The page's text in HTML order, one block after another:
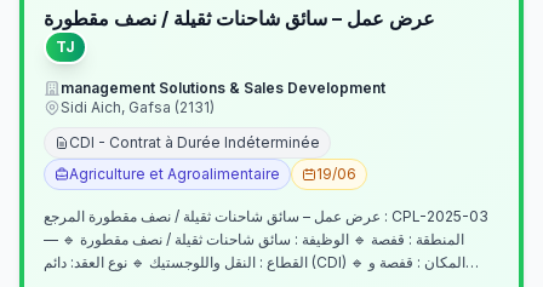
عرض عمل – سائق شاحنات ثقيلة / نصف مقطورة
TJ
management Solutions & Sales Development
Sidi Aich, Gafsa (2131)
CDI - Contrat à Durée Indéterminée
Agriculture et Agroalimentaire
19/06
عرض عمل – سائق شاحنات ثقيلة / نصف مقطورة المرجع : CPL-2025-03
— المنطقة : قفصة 🔹 الوظيفة : سائق شاحنات ثقيلة / نصف مقطورة 🔹
القطاع : النقل واللوجستيك 🔹 نوع العقد: دائم (CDI) 🔹 المكان : قفصة و…